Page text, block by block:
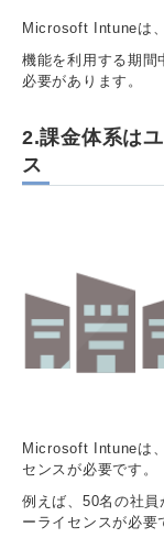
Microsoft Intuneは
機能を利用する期間
必要があります。
2.課金体系は
ス
Microsoft Intuneは
センスが必要です。
例えば、50名の社
ーライセンスが必要